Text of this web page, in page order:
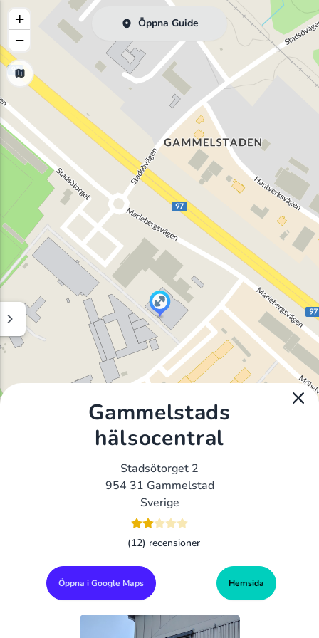
Öppna Guide
+
−
Gammelstads
hälsocentral
Stadsötorget 2
954 31 Gammelstad
Sverige
(12) recensioner
Öppna i Google Maps Hemsida
Alla Gym I Sverige Sveriges Ledande Gymkedjor